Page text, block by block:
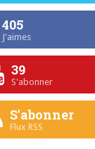
405
J'aimes
39
S'abonner
S'abonner
Flux RSS